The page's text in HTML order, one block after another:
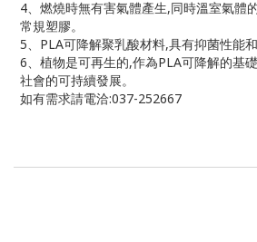
4、燃燒時無有害氣體產生,同時溫室氣體
常規塑膠。
5、 PLA可降解聚乳酸材料,具有抑菌性能和
6、植物是可再生的,作為PLA可降解的基
社會的可持續發展。
如有需求請電洽:037-252667